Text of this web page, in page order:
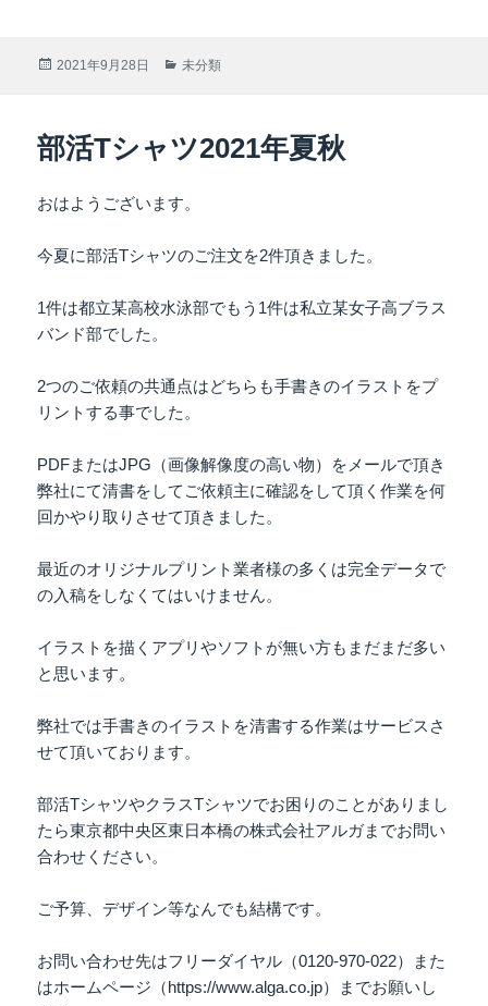
投
2021年9月28日
カ
ー
未分類
部活Tシャツ2021年夏秋
おはようございます。
今夏に部活Tシャツのご注文を2件頂きました。
1件は都立某高校水泳部でもう1件は私立某女子高ブラス
バンド部でした。
2つのご依頼の共通点はどちらも手書きのイラストをプ
リントする事でした。
PDFまたはJPG（画像解像度の高い物）をメールで頂き
弊社にて清書をしてご依頼主に確認をして頂く作業を何
回かやり取りさせて頂きました。
最近のオリジナルプリント業者様の多くは完全データで
の入稿をしなくてはいけません。
イラストを描くアプリやソフトが無い方もまだまだ多い
と思います。
弊社では手書きのイラストを清書する作業はサービスさ
せて頂いております。
部活TシャツやクラスTシャツでお困りのことがありまし
たら東京都中央区東日本橋の株式会社アルガまでお問い
合わせください。
ご予算、デザイン等なんでも結構です。
お問い合わせ先はフリーダイヤル（0120-970-022）また
はホームページ（https://www.alga.co.jp）までお願いし